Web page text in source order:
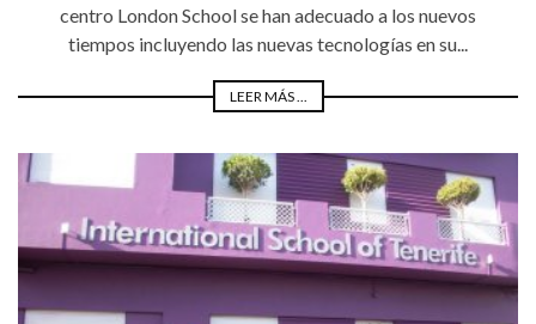
centro London School se han adecuado a los nuevos
tiempos incluyendo las nuevas tecnologías en su...
LEER MÁS ...